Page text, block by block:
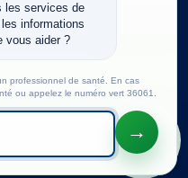
les services de
informations
vous aider ?
professionnel de santé. En cas
ou appelez le numéro vert 36061.
→
et communiqués.
Social